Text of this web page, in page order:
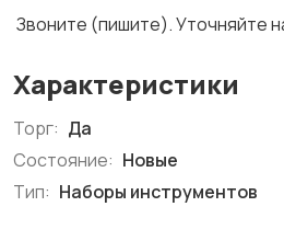
Звоните (пишите). Уточняйте
Характеристики
Торг: Да
Состояние: Новые
Тип: Наборы инструментов